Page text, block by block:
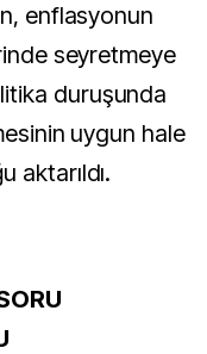
enflasyonun
seyretmeye
duruşunda
uygun hale
aktarıldı.